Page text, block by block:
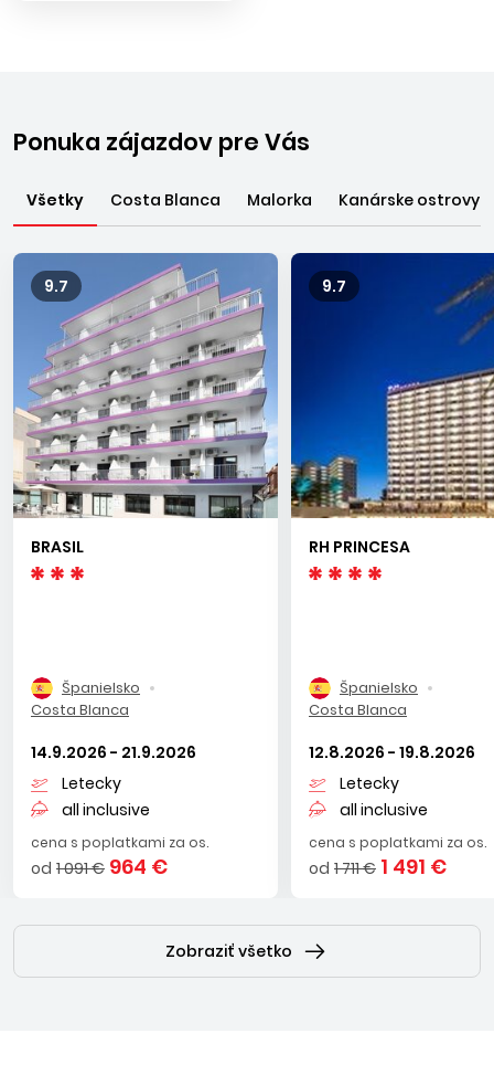
Ponuka zájazdov pre Vás
Všetky Costa Blanca Malorka Kanárske ostrovy
9.7
BRASIL
Španielsko
Costa Blanca
14.9.2026 - 21.9.2026
Letecky
all inclusive
cena s poplatkami za os.
od 1 091 € 964 €
9.7
RH PRINCESA
Španielsko
Costa Blanca
12.8.2026 - 19.8.2026
Letecky
all inclusive
cena s poplatkami za os.
od 1 711 € 1 491 €
Zobraziť všetko